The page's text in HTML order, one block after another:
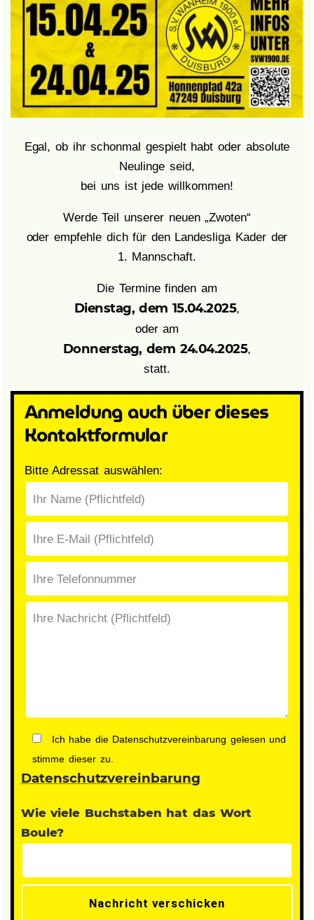
Egal, ob ihr schonmal gespielt habt oder absolute
Neulinge seid,
bei uns ist jede willkommen!
Werde Teil unserer neuen „Zwoten“
oder empfehle dich für den Landesliga Kader der
1. Mannschaft.
Die Termine finden am
Dienstag, dem 15.04.2025,
oder am
Donnerstag, dem 24.04.2025,
statt.
Anmeldung auch über dieses
Kontaktformular
Bitte Adressat auswählen:
Ich habe die Datenschutzvereinbarung gelesen und
stimme dieser zu.
Datenschutzvereinbarung
Wie viele Buchstaben hat das Wort
Boule?